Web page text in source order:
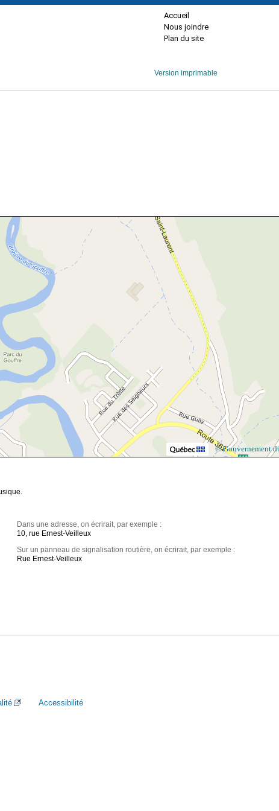
Accueil
Nous joindre
Plan du site
Version imprimable
© Gouvernement
Dans une adresse, on écrirait, par exemple :
10, rue Ernest-Veilleux
Sur un panneau de signalisation routière, on écrirait, par exemple :
Rue Ernest-Veilleux
Accessibilité